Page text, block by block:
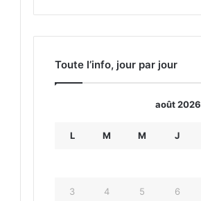
Toute l’info, jour par jour
août 2026
L M M J
3 4 5 6